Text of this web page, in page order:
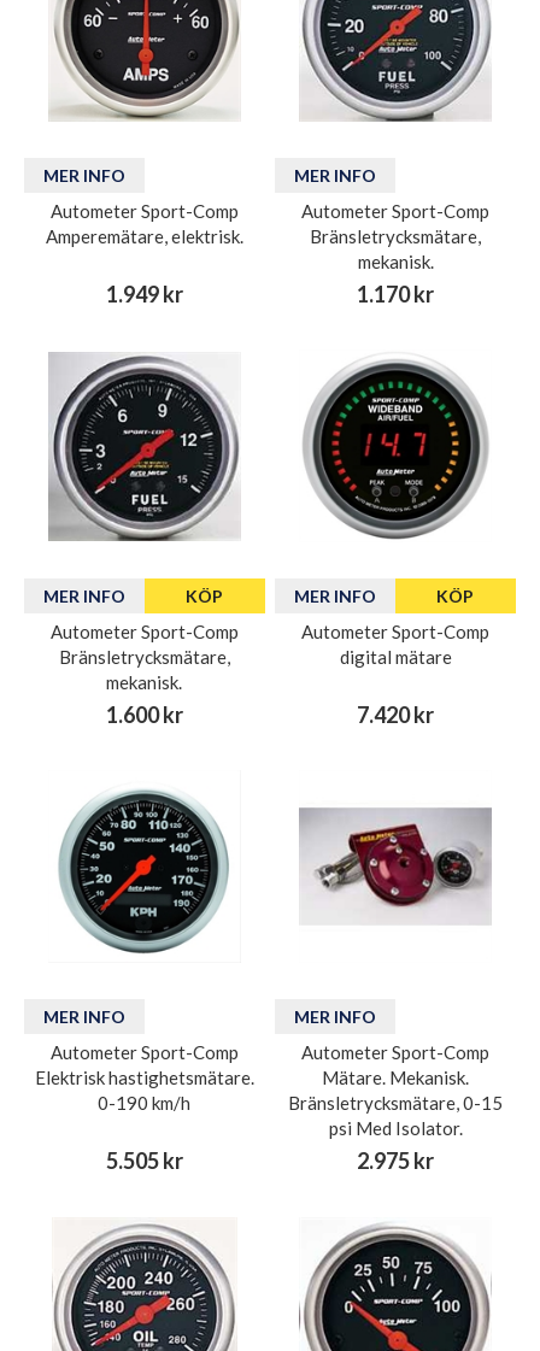
MER INFO
Autometer Sport-Comp
Amperemätare, elektrisk.
1.949 kr
MER INFO
Autometer Sport-Comp
Bränsletrycksmätare,
mekanisk.
1.170 kr
MER INFO KÖP
Autometer Sport-Comp
Bränsletrycksmätare,
mekanisk.
1.600 kr
MER INFO KÖP
Autometer Sport-Comp
digital mätare
7.420 kr
MER INFO
Autometer Sport-Comp
Elektrisk hastighetsmätare.
0-190 km/h
5.505 kr
MER INFO
Autometer Sport-Comp
Mätare. Mekanisk.
Bränsletrycksmätare, 0-15
psi Med Isolator.
2.975 kr